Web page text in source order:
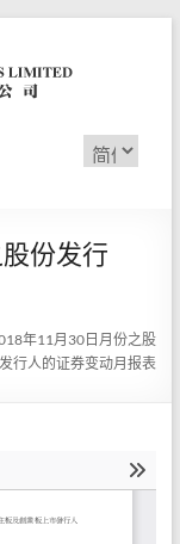
选
择
份发行
年11月30日月份之股
行人的证券变动月报表